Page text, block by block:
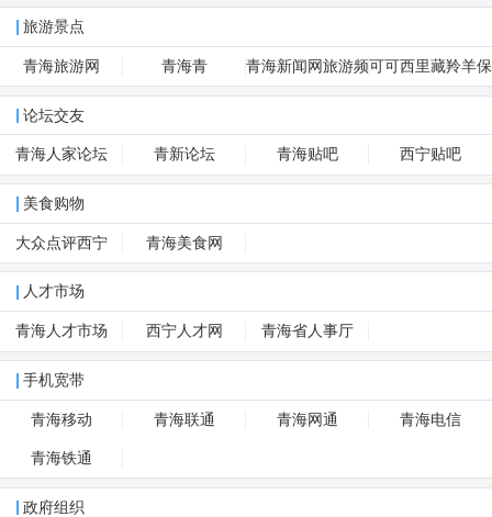
旅游景点
青海旅游网 青海青 青海新闻网旅游频可可西里藏羚羊保
论坛交友
青海人家论坛 青新论坛 青海贴吧 西宁贴吧
美食购物
大众点评西宁 青海美食网
人才市场
青海人才市场 西宁人才网 青海省人事厅
手机宽带
青海移动 青海联通 青海网通 青海电信
青海铁通
政府组织